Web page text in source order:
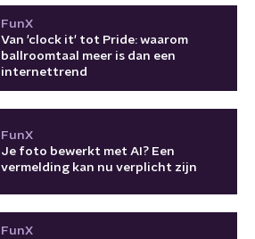
FunX
Van 'clock it' tot Pride: waarom
ballroomtaal meer is dan een
internettrend
FunX
Je foto bewerkt met AI? Een
vermelding kan nu verplicht zijn
FunX